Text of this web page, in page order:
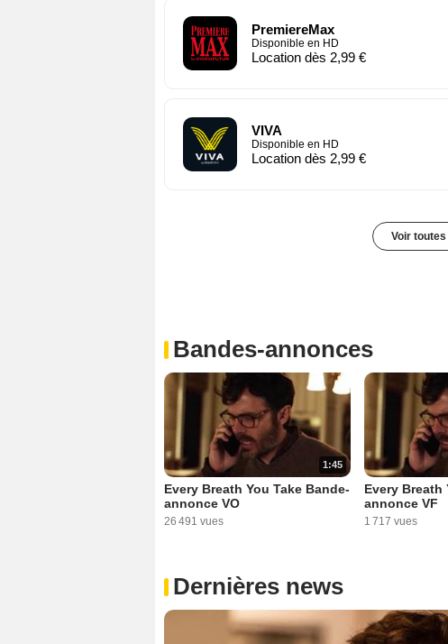
PremiereMax
Disponible en HD
Location dès 2,99 €
VIVA
Disponible en HD
Location dès 2,99 €
Voir
Bandes-annonces
1:45
Every Breath You Take Bande-
annonce VO
26 491 vues
Every Breath
annonce VF
1 717 vues
Dernières news